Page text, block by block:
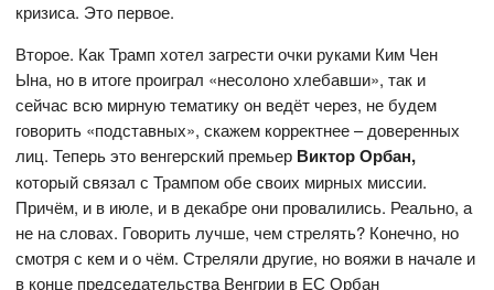
кризиса. Это первое.
Второе. Как Трамп хотел загрести очки руками Ким Чен
Ына, но в итоге проиграл «несолоно хлебавши», так и
сейчас всю мирную тематику он ведёт через, не будем
говорить «подставных», скажем корректнее – доверенных
лиц. Теперь это венгерский премьер Виктор Орбан,
который связал с Трампом обе своих мирных миссии.
Причём, и в июле, и в декабре они провалились. Реально, а
не на словах. Говорить лучше, чем стрелять? Конечно, но
смотря с кем и о чём. Стреляли другие, но вояжи в начале и
в конце председательства Венгрии в ЕС Орбан